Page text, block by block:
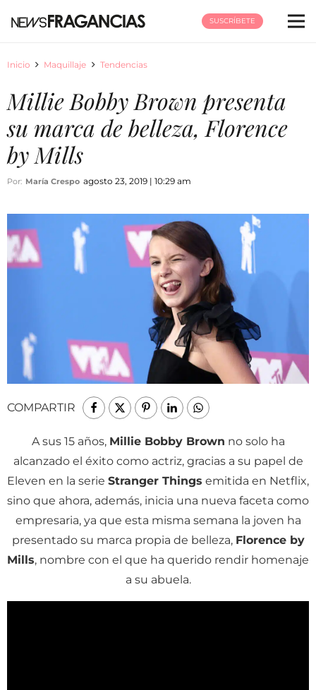
SUSCRÍBETE
Inicio Maquillaje Tendencias
Millie Bobby Brown presenta
su marca de belleza, Florence
by Mills
Por: María Crespo agosto 23, 2019 | 10:29 am
COMPARTIR
A sus 15 años, Millie Bobby Brown no solo ha
alcanzado el éxito como actriz, gracias a su papel de
Eleven en la serie Stranger Things emitida en Netflix,
sino que ahora, además, inicia una nueva faceta como
empresaria, ya que esta misma semana la joven ha
presentado su marca propia de belleza, Florence by
Mills, nombre con el que ha querido rendir homenaje
a su abuela.